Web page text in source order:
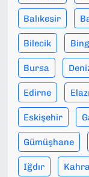
Balıkesir
Bilecik
Bursa
Edirne
Eskişehir
Gümüşhane
Iğdır